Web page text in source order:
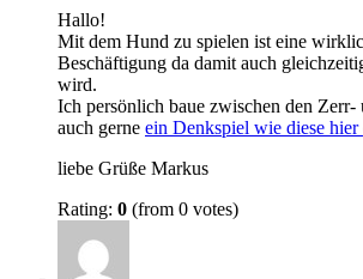
Hallo!
Mit dem Hund zu spielen ist eine
Beschäftigung da damit auch
wird.
Ich persönlich baue zwischen den Zerr-
auch gerne ein Denkspiel wie diese hier
liebe Grüße Markus
Rating: 0 (from 0 votes)